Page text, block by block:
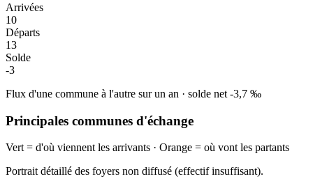
Arrivées
10
Départs
13
Solde
-3
Flux d'une commune à l'autre sur un an · solde net -3,7 ‰
Principales communes d'échange
Vert = d'où viennent les arrivants · Orange = où vont les partants
Portrait détaillé des foyers non diffusé (effectif insuffisant).